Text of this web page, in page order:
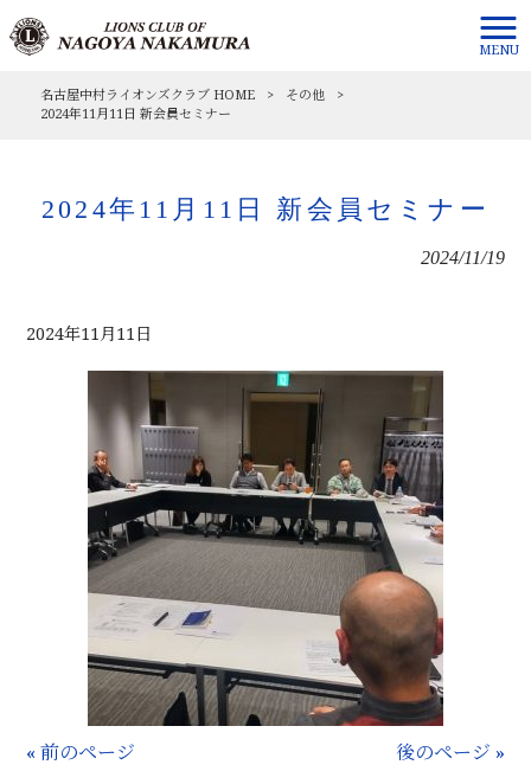
MENU
名古屋中村ライオンズクラブ HOME > その他
>
2024年11月11日 新会員セミナー
2024年11月11日 新会員セミナー
2024/11/19
2024年11月11日
« 前のページ 後のページ »